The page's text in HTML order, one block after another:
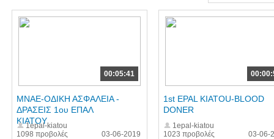
00:05:41
1098 προβολές
ΜΝΑΕ-ΟΔΙΚΗ ΑΣΦΑΛΕΙΑ -
ΔΡΑΣΕΙΣ 1ου ΕΠΑΛ
ΚΙΑΤΟΥ
1epal-kiatou
03-06-2019
1023 προβολές
1st EPAL KIATOU-BLOOD
DONER
1epal-kiatou
03-06-